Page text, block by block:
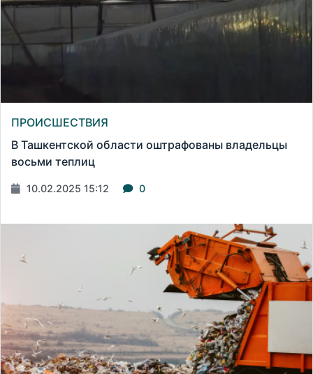
ПРОИСШЕСТВИЯ
В Ташкентской области оштрафованы владельцы
восьми теплиц
10.02.2025 15:12 0